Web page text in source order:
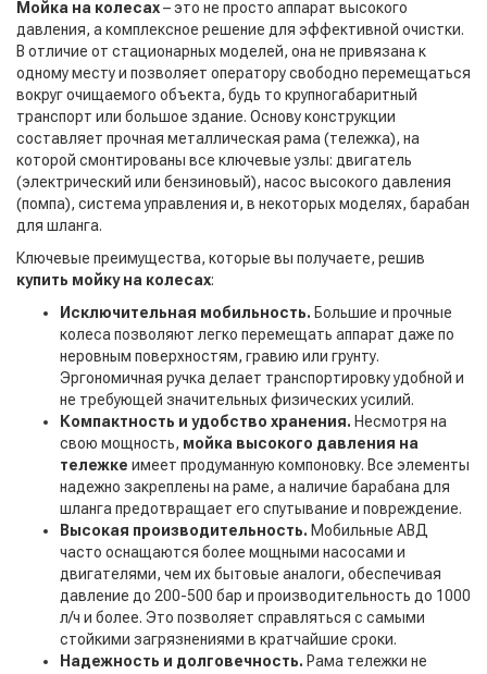
Мойка на колесах– это не просто аппарат высокого
давления, а комплексное решение для эффективной очистки.
В отличие от стационарных моделей, она не привязана к
одному месту и позволяет оператору свободно перемещаться
вокруг очищаемого объекта, будь то крупногабаритный
транспорт или большое здание. Основу конструкции
составляет прочная металлическая рама (тележка), на
которой смонтированы все ключевые узлы: двигатель
(электрический или бензиновый), насос высокого давления
(помпа), система управления и, в некоторых моделях, барабан
для шланга.
Ключевые преимущества, которые вы получаете, решив
купить мойку на колесах:
Исключительная мобильность. Большие и прочные
колеса позволяют легко перемещать аппарат даже по
неровным поверхностям, гравию или грунту.
Эргономичная ручка делает транспортировку удобной и
не требующей значительных физических усилий.
Компактность и удобство хранения. Несмотря на
свою мощность, мойка высокого давления на
тележке имеет продуманную компоновку. Все элементы
надежно закреплены на раме, а наличие барабана для
шланга предотвращает его спутывание и повреждение.
Высокая производительность. Мобильные АВД
часто оснащаются более мощными насосами и
двигателями, чем их бытовые аналоги, обеспечивая
давление до 200-500 бар и производительность до 1000
л/ч и более. Это позволяет справляться с самыми
стойкими загрязнениями в кратчайшие сроки.
Надежность и долговечность. Рама тележки не